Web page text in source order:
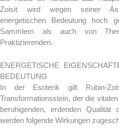
Zoisit wird wegen seiner
energetischen Bedeutung hoch
Sammlern als auch von
Praktizierenden.
ENERGETISCHE
BEDEUTUNG
In der Esoterik gilt Rubin-
Transformationsstein, der die
beruhigenden, erdenden
werden folgende Wirkungen